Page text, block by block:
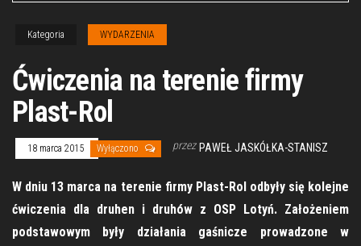
Kategoria WYDARZENIA
Ćwiczenia na terenie firmy
Plast-Rol
18 marca 2015 Wyłączono przez PAWEŁ JASKÓŁKA-STANISZ
W dniu 13 marca na terenie firmy Plast-Rol odbyły się kolejne
ćwiczenia dla druhen i druhów z OSP Lotyń. Założeniem
podstawowym były działania gaśnicze prowadzone w